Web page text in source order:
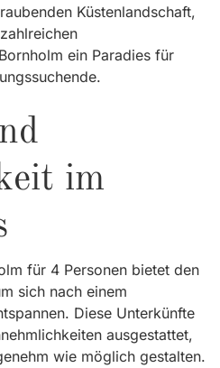
Küstenlandschaft,
ein Paradies für
im
für 4 Personen bietet den
sich nach einem
Diese Unterkünfte
ausgestattet,
wie möglich gestalten.